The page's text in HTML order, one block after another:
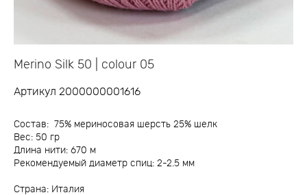
Merino Silk 50 | colour 05
Артикул 2000000001616
Состав: 75% мериносовая шерсть 25% шелк
Вес: 50 гр
Длина нити: 670 м
Рекомендуемый диаметр спиц: 2-2.5 мм
Страна: Италия